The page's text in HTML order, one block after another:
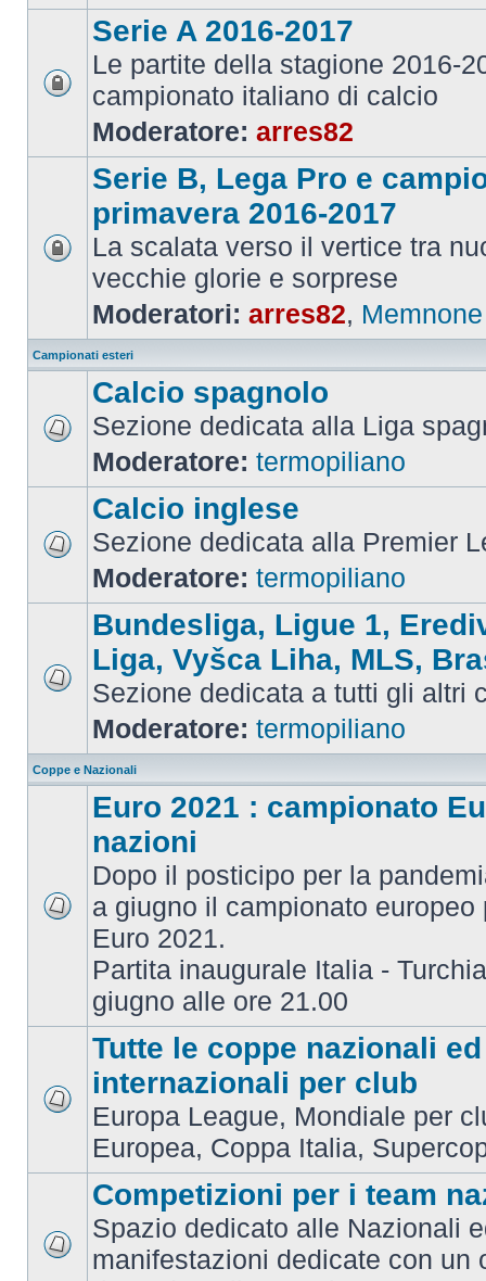
Serie A 2016-2017
Le partite della stagione 2016-
campionato italiano di calcio
Moderatore: arres82
Serie B, Lega Pro e
primavera 2016-2017
La scalata verso il vertice tra
vecchie glorie e sorprese
Moderatori: arres82, Memnone
Campionati esteri
Calcio spagnolo
Sezione dedicata alla Liga
Moderatore: termopiliano
Calcio inglese
Sezione dedicata alla Premier
Moderatore: termopiliano
Bundesliga, Ligue 1,
Liga, Vyšca Liha, MLS,
Sezione dedicata a tutti gli altri
Moderatore: termopiliano
Coppe e Nazionali
Euro 2021 : campionato
nazioni
Dopo il posticipo per la
a giugno il campionato europeo
Euro 2021.
Partita inaugurale Italia -
giugno alle ore 21.00
Tutte le coppe nazionali ed
internazionali per club
Europa League, Mondiale per
Europea, Coppa Italia,
Competizioni per i team
Spazio dedicato alle Nazionali
manifestazioni dedicate con un